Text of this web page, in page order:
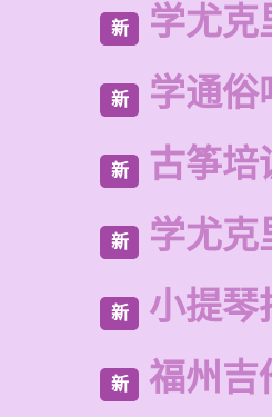
新 学尤克
新 学通俗
新 古筝培
新 学尤克
新 小提琴
新 福州吉